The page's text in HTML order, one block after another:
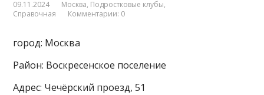
09.11.2024 Москва, Подростковые клубы,
Справочная
Комментарии: 0
город: Москва
Район: Воскресенское поселение
Адрес: Чечёрский проезд, 51